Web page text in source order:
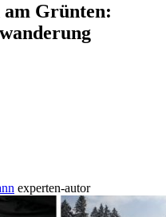
Grünten:
experten-autor